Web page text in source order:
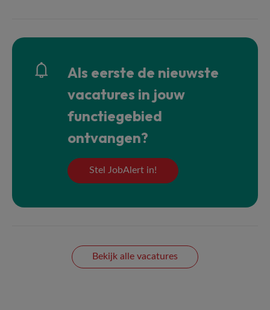
Als eerste de nieuwste
vacatures in jouw
functiegebied
ontvangen?
Stel JobAlert in!
Bekijk alle vacatures